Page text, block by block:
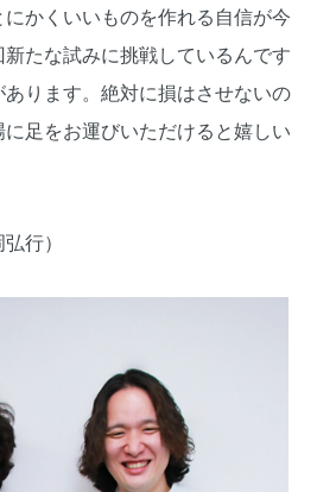
かくいいものを作れる自信が今
たな試みに挑戦しているんです
ります。絶対に損はさせないの
足をお運びいただけると嬉しい
行）